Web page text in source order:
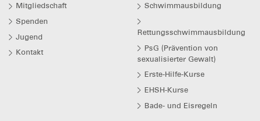
Mitgliedschaft
Spenden
Jugend
Kontakt
Schwimmausbildung
Rettungsschwimmausbildung
PsG (Prävention von
sexualisierter Gewalt)
Erste-Hilfe-Kurse
EHSH-Kurse
Bade- und Eisregeln